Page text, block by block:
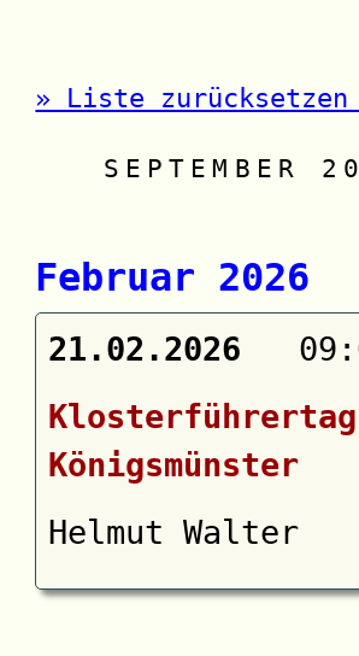
» Liste
SEPTEMBER
Februar 2026
21.02.2026
Königsmünster
Helmut Walter